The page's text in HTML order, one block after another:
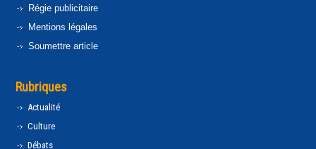
Régie publicitaire
Mentions légales
Soumettre article
Rubriques
Actualité
Culture
Débats